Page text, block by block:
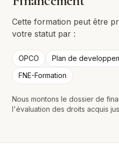
Cette formation peut être
votre statut par :
OPCO
Plan de
FNE-Formation
Nous montons le dossier de
l'évaluation des droits acquis